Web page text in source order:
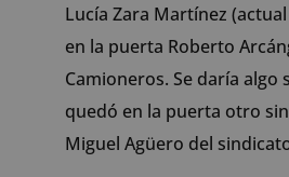
Lucía Zara Martínez
en la puerta Roberto
Camioneros. Se daría algo
quedó en la puerta otro
Miguel Agüero del